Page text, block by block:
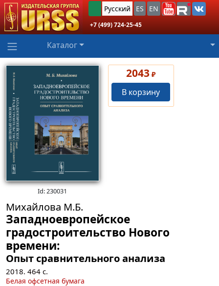
Русский ES EN
+7 (499) 724-25-45
Каталог
Id: 230031
2043 ₽
В корзину
Михайлова М.Б.
Западноевропейское
градостроительство Нового
времени:
Опыт сравнительного анализа
2018. 464 с.
Белая офсетная бумага